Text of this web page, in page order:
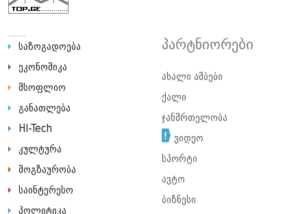
საზოგადოება
ეკონომიკა
მსოფლიო
განათლება
HI-Tech
კულტურა
მოგზაურობა
საინტერესო
პოლიტიკა
პარტნიორები
ახალი ამბები
ქალი
ჯანმრთელობა
ვიდეო
სპორტი
ავტო
ბიზნესი